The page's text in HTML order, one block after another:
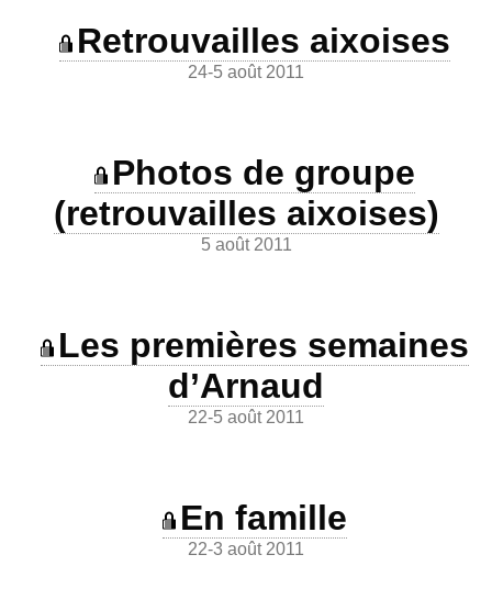
Retrouvailles aixoises
24-5 août 2011
Photos de groupe
(retrouvailles aixoises)
5 août 2011
Les premières semaines
d’Arnaud
22-5 août 2011
En famille
22-3 août 2011